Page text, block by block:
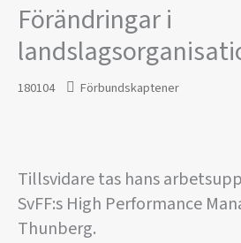
Förändringar i
180104 Förbundskaptener
Tillsvidare tas hans
SvFF:s High Performance
Thunberg.